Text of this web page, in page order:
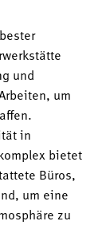
und
um
in
bietet
Büros,
um eine
zu